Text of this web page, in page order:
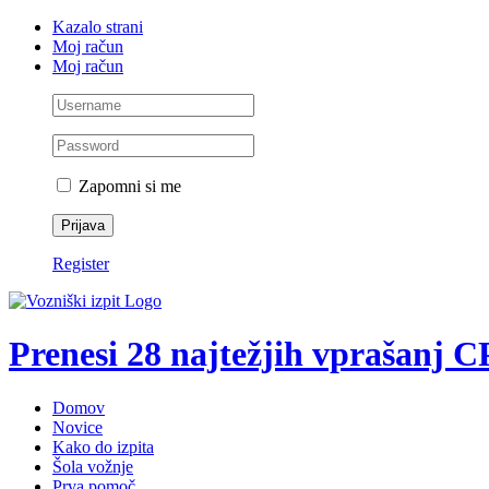
Skip
content
Facebook
YouTubeKazalo strani
Moj račun
Moj račun
Zapomni si me
Register
Prenesi 28 najtežjih vprašanj
Domov
Novice
Kako do izpita
Šola vožnje